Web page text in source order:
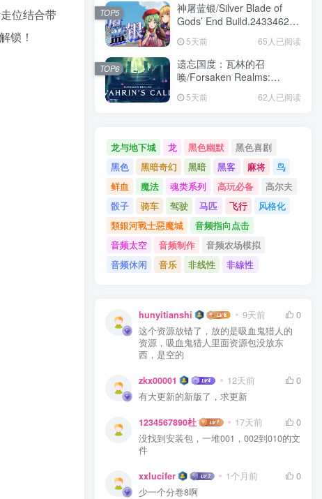
位结合带
锁！
神屠蓝银/Silver Blade of
Gods’ End Build.24334624|
角色扮演|容量1.8GB|免安装
绿色中文版
5天前 65人已阅读
TOP5
遗忘国度：瓦林的召
唤/Forsaken Realms:
Vahrin’s Call
Build.24413366|角色扮演|容
5天前 62人已阅读
TOP6
龙与地下城 龙 黑色幽默
黑色喜剧
黑色
黑暗奇幻 黑暗 黑客 麻将
鸟
鲜血
魔法 魂类系列 高玩必备
高尔夫
骰子
骑车 驾驶 马匹 飞行
风格化
類銀河戰士惡魔城
音频指向点击
音频太空
音频制作
音频农场模拟
音频休闲
音乐 非线性 非線性
hunyitianshi 9天前
0
这个资源放错了，放的是吸血鬼猎人的
资源，吸血鬼猎人里面资源包没放东
西，是空的
zkx00001 12天前
0
有大更新的新版了，求更新
1234567890杜 17天前
0
没找到安装包，一堆001，002到010的文
件
xxlucifer 1个月前
0
少一个分卷8啊